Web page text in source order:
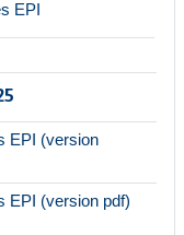
EPI
EPI (version
EPI (version pdf)